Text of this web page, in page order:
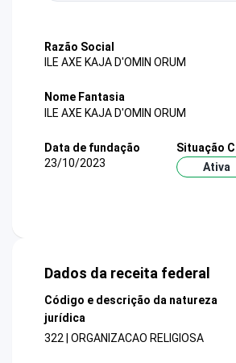
Razão Social
ILE AXE KAJA D'OMIN ORUM
Nome Fantasia
ILE AXE KAJA D'OMIN ORUM
Data de fundação
23/10/2023
Situação
Ativa
Dados da receita federal
Código e descrição da natureza
jurídica
322 | ORGANIZACAO RELIGIOSA